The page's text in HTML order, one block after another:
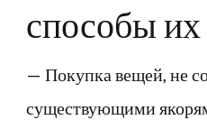
способы их
— Покупка вещей, не
существующими